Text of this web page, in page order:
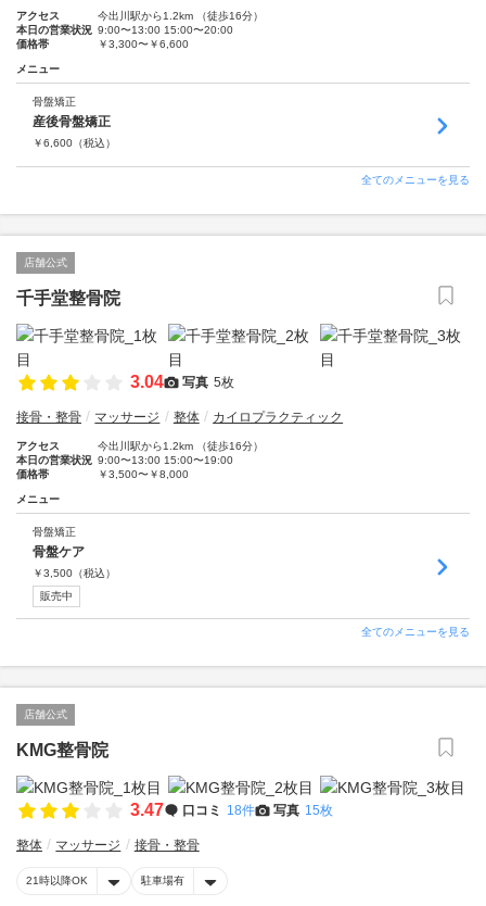
アクセス
今出川駅から1.2km （徒歩16分）
本日の営業状況 9:00〜13:00 15:00〜20:00
価格帯
￥3,300〜￥6,600
メニュー
骨盤矯正
産後骨盤矯正
￥6,600 （税込）
全てのメニューを見る
店舗公式
千手堂整骨院
3.04 写真 5枚
接骨・整骨 マッサージ 整体 カイロプラクティック
アクセス
今出川駅から1.2km （徒歩16分）
本日の営業状況 9:00〜13:00 15:00〜19:00
価格帯
￥3,500〜￥8,000
メニュー
骨盤矯正
骨盤ケア
￥3,500 （税込）
販売中
全てのメニューを見る
店舗公式
KMG整骨院
3.47 口コミ 18件 写真 15枚
整体 マッサージ 接骨・整骨
21時以降OK 駐車場有